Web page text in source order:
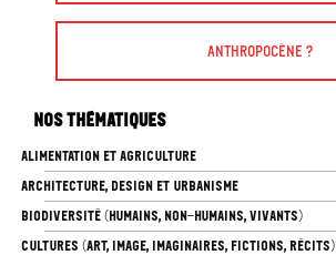
Anthropocène ?
Nos thématiques
ALIMENTATION ET AGRICULTURE
ARCHITECTURE, DESIGN ET URBANISME
BIODIVERSITÉ (HUMAINS, NON-HUMAINS, VIVANTS)
CULTURES (ART, IMAGE, IMAGINAIRES, FICTIONS, RÉCITS)